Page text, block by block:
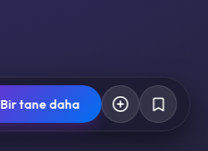
Bir tane daha